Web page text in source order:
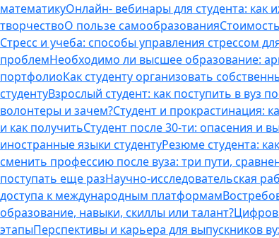
математикуОнлайн- вебинары для студента: как
творчествоО пользе самообразования
Стресс и учеба: способы управления стрессом
проблемНеобходимо ли высшее образование:
портфолиоКак студенту организовать
студентуВзрослый студент: как поступить в вуз
волонтеры и зачем?Студент и прокрастинация:
и как получитьСтудент после 30-ти: опасения и
иностранные языки студентуРезюме студента:
сменить профессию после вуза: три пути,
поступать еще разНаучно-исследовательская
доступа к международным платформам
образование, навыки, скиллы или талант?
этапыПерспективы и карьера для выпускников